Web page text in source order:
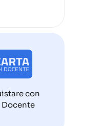
con
Docente